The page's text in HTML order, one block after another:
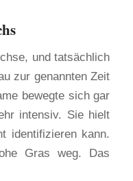
und tatsächlich
zur genannten Zeit
bewegte sich gar
intensiv. Sie hielt
identifizieren kann.
Gras weg. Das